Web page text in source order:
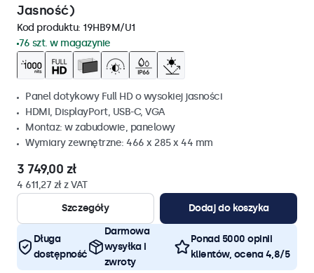
Jasność)
Kod produktu: 19HB9M/U1
76 szt. w magazynie
Panel dotykowy Full HD o wysokiej jasności
HDMI, DisplayPort, USB-C, VGA
Montaz: w zabudowie, panelowy
Wymiary zewnętrzne: 466 x 285 x 44 mm
3 749,00 zł
4 611,27 zł z VAT
Szczegóły
Dodaj do koszyka
Długa
dostępność
Darmowa
wysyłka i
zwroty
Ponad 5000 opinii
klientów, ocena 4,8/5